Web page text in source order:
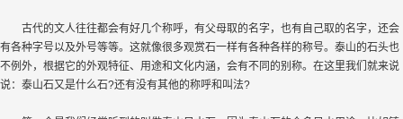
古代的文人往往都会有好几个称呼，有父母取的名字，也有自己取的名字，还会
有各种字号以及外号等等。这就像很多观赏石一样有各种各样的称号。泰山的石头也
不例外，根据它的外观特征、用途和文化内涵，会有不同的别称。在这里我们就来说
说：泰山石又是什么石?还有没有其他的称呼和叫法?